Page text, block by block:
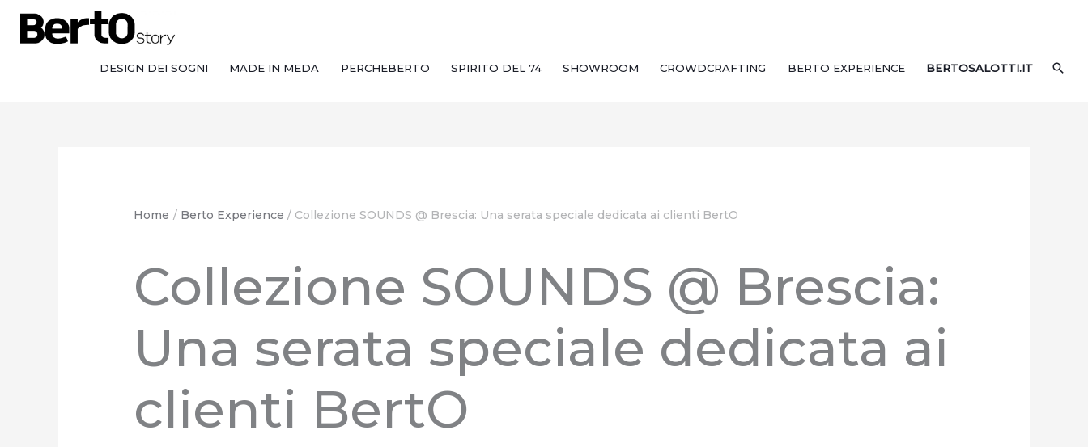
contenuto
navigazione
contenuto
DESIGN DEI SOGNI MADE IN MEDA PERCHEBERTO SPIRITO DEL 74 SHOWROOM CROWDCRAFTING BERTO EXPERIENCE BERTOSALOTTI.IT
Home Berto Experience Collezione SOUNDS @ Brescia: Una serata speciale dedicata ai clienti BertO
Collezione SOUNDS @ Brescia:
Una serata speciale dedicata ai
clienti BertO